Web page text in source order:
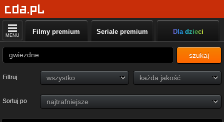
MENU Filmy premium Seriale premium Dla dzieci
szukaj
Filtruj
Sortuj po